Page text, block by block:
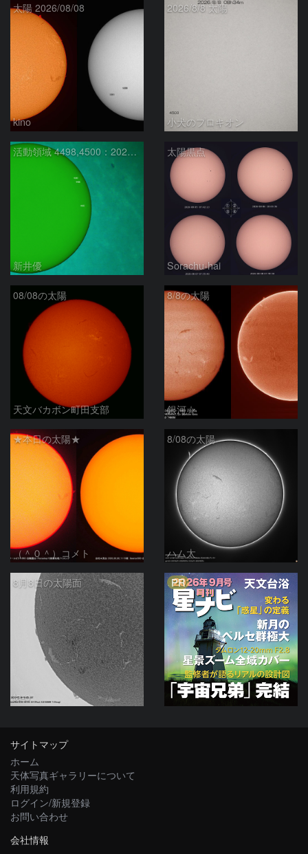
太陽 2026/08/08
kino
2026/8/8 太陽
小犬のプロキオン
活動領域 4498,4500：2026/08/08
新井優
太陽黒点
Sorachu-hai
08/08の太陽
天文バカボン町田支部
8/8の太陽
銀河☆
★本日の太陽★
（＾０＾）コメト
8/08の太陽
ハム太
8月8日の太陽面
ta-o
PR
サイトマップ
ホーム
天体写真ギャラリーについて
利用規約
ログイン/新規登録
お問い合わせ
会社情報